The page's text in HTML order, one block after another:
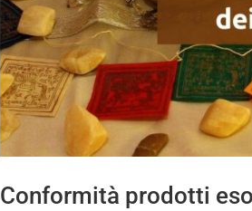
Conformità prodotti